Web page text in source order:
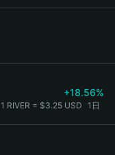
+18.56%
1 RIVER = $3.25 USD 1日